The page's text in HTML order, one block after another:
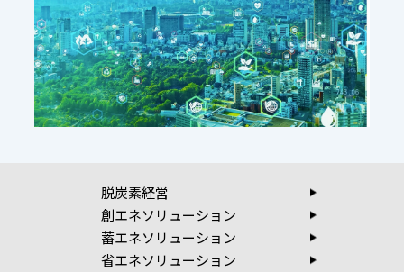
ポー
ト型
太陽
光発
「熱」
エネル
ギーの
ソリュ
脱炭素経営
創エネソリューション
蓄エネソリューション
省エネソリューション